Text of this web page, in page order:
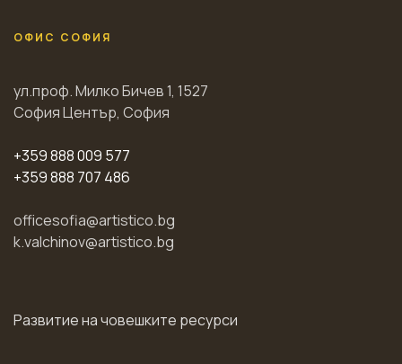
ОФИС СОФИЯ
ул.проф. Милко Бичев 1, 1527
София Център, София
+359 888 009 577
+359 888 707 486
officesofia@artistico.bg
k.valchinov@artistico.bg
Развитие на човешките ресурси